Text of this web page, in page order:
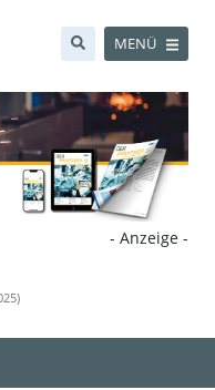
MENÜ
- Anzeige -